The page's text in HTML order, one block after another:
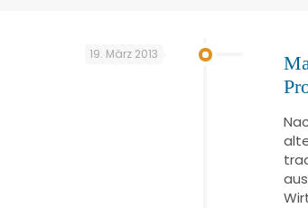
19. März 2013